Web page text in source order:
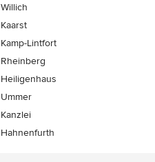
Willich
Kaarst
Kamp-Lintfort
Rheinberg
Heiligenhaus
Ummer
Kanzlei
Hahnenfurth